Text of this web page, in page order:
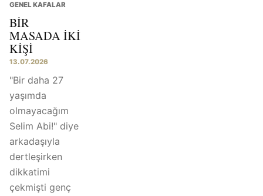
GENEL KAFALAR
BIR
MASADA İKI
KIŞI
13.07.2026
"Bir daha 27
yaşımda
olmayacağım
Selim Abi!" diye
arkadaşıyla
dertleşirken
dikkatimi
çekmişti genç